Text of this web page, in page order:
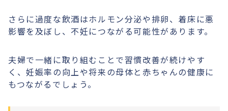
さらに過度な飲酒はホルモン分泌や排卵、着床に悪
影響を及ぼし、不妊につながる可能性があります。
夫婦で一緒に取り組むことで習慣改善が続けやす
く、妊娠率の向上や将来の母体と赤ちゃんの健康に
もつながるでしょう。